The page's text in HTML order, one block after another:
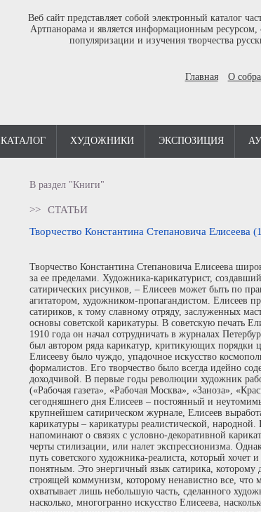
Веб сайт представляет собой электронный каталог
Артпанорама и является информационным ресурсом,
популяризации и изучения творчества
Главная О
КАТАЛОГ ХУДОЖНИКИ ЭКСПОЗИЦИЯ
В раздел "Книги"
>> СТАТЬИ
Творчество Константина Степановича Елисеева
Творчество Константина Степановича Елисеева
за ее пределами. Художника-карикатурист,
сатирических рисунков, – Елисеев может быть по
агитатором, художником-пропагандистом. Елисеев
сатириков, к тому славному отряду, заслуженных
основы советской карикатуры. В советскую печать
1910 года он начал сотрудничать в журналах
был автором ряда карикатур, критикующих
Елисееву было чуждо, упадочное искусство
формалистов. Его творчество было всегда идейно
доходчивой. В первые годы революции художник
(«Рабочая газета», «Рабочая Москва», «Заноза»,
сегодняшнего дня Елисеев – постоянный и
крупнейшем сатирическом журнале, Елисеев
карикатуры – карикатуры реалистической,
напоминают о связях с условно-декоративной
черты стилизации, или налет экспрессионизма.
путь советского художника-реалиста, который
понятным. Это энергичный язык сатирика, которому
строящей коммунизм, которому ненавистно все, что
охватывает лишь небольшую часть, сделанного
насколько, многогранно искусство Елисеева,